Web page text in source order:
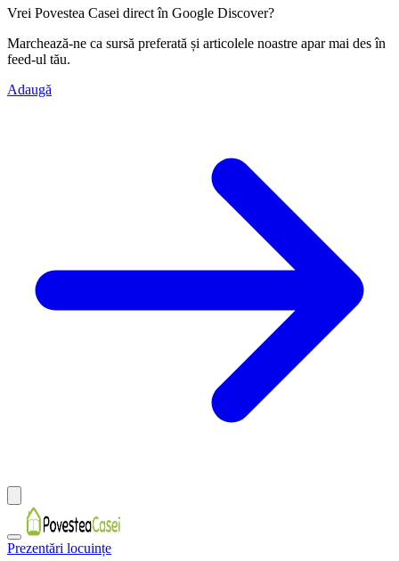
Vrei Povestea Casei direct în Google Discover?
Marchează-ne ca sursă preferată și articolele noastre apar mai des în
feed-ul tău.
Adaugă
Prezentări locuințe